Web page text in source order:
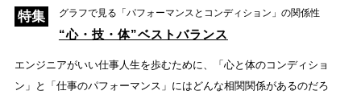
グラフで見る「パフォーマンスとコンディション」の関係性
“心・技・体”ベストバランス
エンジニアがいい仕事人生を歩むために、「心と体のコンディショ
ン」と「仕事のパフォーマンス」にはどんな相関関係があるのだろ